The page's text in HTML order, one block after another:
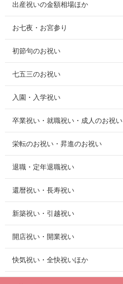
出産祝いの金額相場ほか
お七夜・お宮参り
初節句のお祝い
七五三のお祝い
入園・入学祝い
卒業祝い・就職祝い・成人のお祝い
栄転のお祝い・昇進のお祝い
退職・定年退職祝い
還暦祝い・長寿祝い
新築祝い・引越祝い
開店祝い・開業祝い
快気祝い・全快祝いほか